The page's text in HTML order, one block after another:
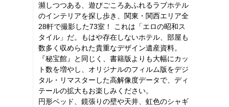
瀕しつつある、遊びごころあふれるラブホテル
のインテリアを探し歩き、関東・関西エリア全
28軒で撮影した73室！ これは「エロの昭和ス
タイル」だ。もはや存在しないホテル、部屋も
数多く収められた貴重なデザイン遺産資料。
『秘宝館』と同じく、書籍版よりも大幅にカッ
ト数を増やし、オリジナルのフィルム版をデジ
タル・リマスターした高解像度データで、ディ
テールの拡大もお楽しみください。
円形ベッド、鏡張りの壁や天井、虹色のシャギ